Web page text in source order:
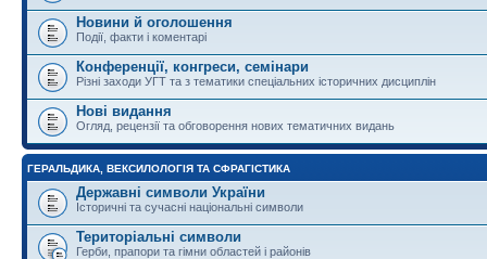
Новини й оголошення
Події, факти і коментарі
Конференції, конгреси, семінари
Різні заходи УГТ та з тематики спеціальних історичних дисциплін
Нові видання
Огляд, рецензії та обговорення нових тематичних видань
ГЕРАЛЬДИКА, ВЕКСИЛОЛОГІЯ ТА СФРАГІСТИКА
Державні символи України
Історичні та сучасні національні символи
Територіальні символи
Герби, прапори та гімни областей і районів